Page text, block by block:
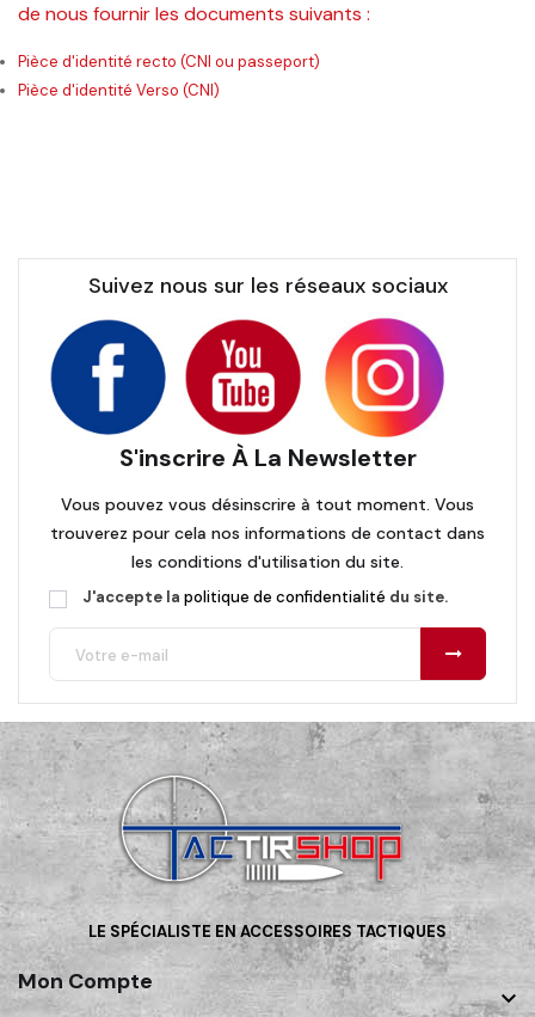
de nous fournir les documents suivants :
Pièce d'identité recto (CNI ou passeport)
Pièce d'identité Verso (CNI)
Suivez nous sur les réseaux sociaux
S'inscrire À La Newsletter
Vous pouvez vous désinscrire à tout moment. Vous
trouverez pour cela nos informations de contact dans
les conditions d'utilisation du site.
J'accepte la politique de confidentialité du site.
LE SPÉCIALISTE EN ACCESSOIRES TACTIQUES
Mon Compte
